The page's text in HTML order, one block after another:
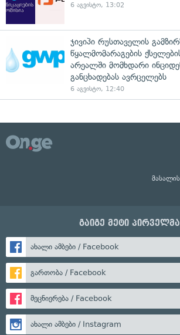
6 აგვისტო, 13:02
ჯივიპი რუსთაველის
წყალმომარაგების
არეალში მომხდარი
განცხადებას ავრცელებს
6 აგვისტო, 12:40
გაიგე მეტი
ახალი ამბები / Facebook
გართობა / Facebook
მეცნიერება / Facebook
ახალი ამბები / Instagram